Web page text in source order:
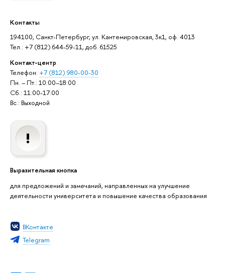
Контакты
194100, Санкт-Петербург, ул. Кантемировская, 3к1, оф. 4013
Тел.: +7 (812) 644-59-11, доб. 61525
Контакт-центр
Телефон: +7 (812) 980-00-30
Пн. – Пт.: 10:00–18:00
Сб.: 11:00-17:00
Вс.: Выходной
Выразительная кнопка
для предложений и замечаний, направленных на улучшение
деятельности университета и повышение качества образования
ВКонтакте
Telegram